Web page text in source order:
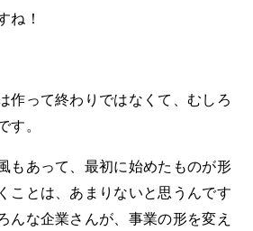
ね！
作って終わりではなくて、むしろ
す。
もあって、最初に始めたものが形
ことは、あまりないと思うんです
んな企業さんが、事業の形を変え